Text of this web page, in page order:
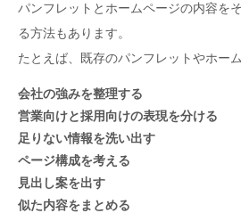
パンフレットとホームページの内容を
る方法もあります。
たとえば、既存のパンフレットやホー
会社の強みを整理する
営業向けと採用向けの表現を分ける
足りない情報を洗い出す
ページ構成を考える
見出し案を出す
似た内容をまとめる